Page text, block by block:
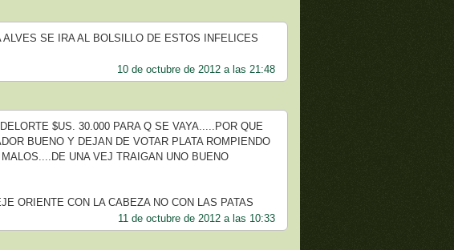
SE IRA AL BOLSILLO DE ESTOS INFELICES
10 de octubre de 2012 a las 21:48
$US. 30.000 PARA Q SE VAYA.....POR QUE
BUENO Y DEJAN DE VOTAR PLATA ROMPIENDO
UNA VEJ TRAIGAN UNO BUENO
ORIENTE CON LA CABEZA NO CON LAS PATAS
11 de octubre de 2012 a las 10:33